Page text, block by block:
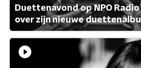
Duettenavond op NPO
over zijn nieuwe